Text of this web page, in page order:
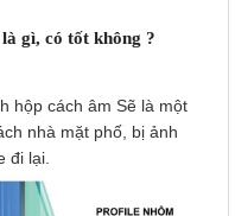
gì, có tốt không ?
hộp cách âm Sẽ là một
nhà mặt phố, bị ảnh
đi lại.